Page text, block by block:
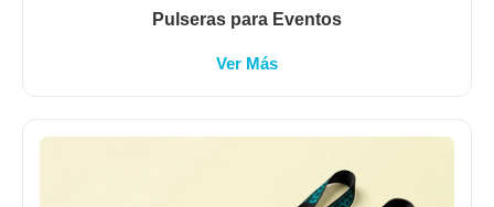
Pulseras para Eventos
Ver Más